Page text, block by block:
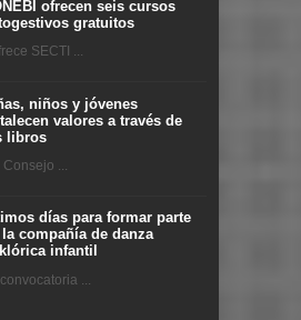
ofrecen seis cursos
gratuitos
SECTI ...
niños y jóvenes
valores a través de
libros
Consejo ...
días para formar parte
compañía de danza
infantil
...